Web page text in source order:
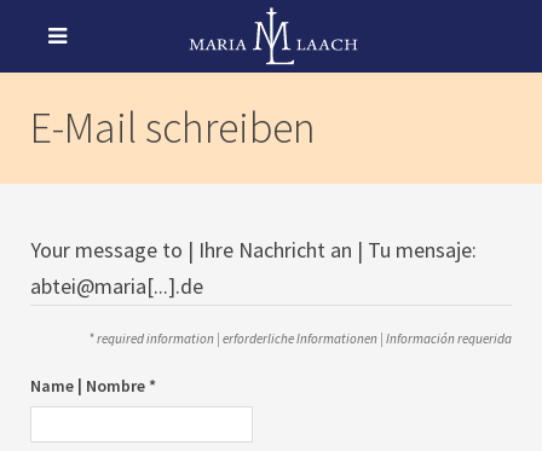
E-Mail schreiben
Your message to | Ihre Nachricht an | Tu mensaje:
abtei@maria[...].de
* required information | erforderliche Informationen | Información requerida
Name | Nombre *